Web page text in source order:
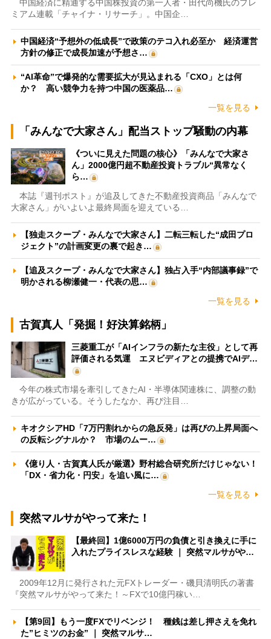
中国経済に精通する中国株投資の第一人者・田代尚機氏のプレ
ミアム連載「チャイナ・リサーチ」。中国企…
中国経済“予想外の低成長”で政策のテコ入れ必至か 経済運営
方針の修正で成長加速が予想さ…
“AI革命”で爆発的な需要拡大が見込まれる「CXO」とは何
か？ 高い競争力を持つ中国の医薬品…
一覧を見る
「みんなで大家さん」配当ストップ騒動の内幕
《ついに見えた問題の核心》「みんなで大家さ
ん」2000億円超不動産投資トラブル“異常なく
ら…
本誌『週刊ポスト』が追及してきた不動産投資商品「みんなで
大家さん」がいよいよ最終局面を迎えている…
【独走スクープ・みんなで大家さん】二転三転した“成田プロ
ジェクト”の計画変更の裏で起き…
【追及スクープ・みんなで大家さん】独占入手“内部議事録”で
明かされる柳瀬健一・代表の思…
一覧を見る
古賀真人「発掘！好決算銘柄」
三菱重工が「AIインフラの新たな主役」として再
評価される気運 エヌビディアとの提携でAIデ…
今年の株式市場を牽引してきたAI・半導体関連株に、調整の動
きが広がっている。そうしたなか、再び注目…
キオクシアHD「7万円割れからの急反発」は再びの上昇局面へ
の反転シグナルか？ 市場のムー…
《億り人・古賀真人氏が厳選》野村総合研究所だけじゃない！
「DX・省力化・円安」を追い風に…
一覧を見る
突然マルサがやって来た！
【最終回】1億6000万円の負債と引き換えに手に
入れたプライスレスな経験 ｜ 突然マルサがや…
2009年12月に発行された元FXトレーダー・磯貝清明氏の著書
『突然マルサがやって来た！～FXで10億円稼い…
【第9回】もう一度FXでリベンジ！ 種銭は差し押さえを免れ
た”ヒミツのお金” ｜ 突然マルサ…